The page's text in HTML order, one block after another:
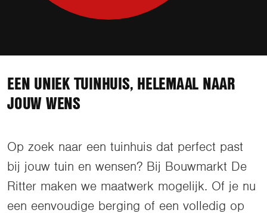
EEN UNIEK TUINHUIS, HELEMAAL NAAR
JOUW WENS
Op zoek naar een tuinhuis dat perfect past
bij jouw tuin en wensen? Bij Bouwmarkt De
Ritter maken we maatwerk mogelijk. Of je nu
een eenvoudige berging of een volledig op